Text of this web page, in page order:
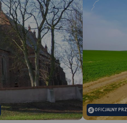
OFICJALNY